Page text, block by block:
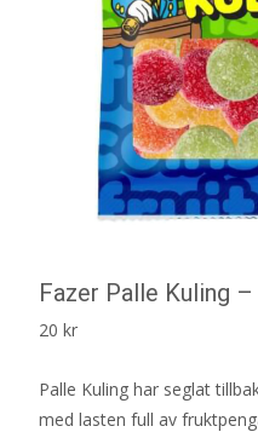
Fazer Palle Kuling –
20 kr
Palle Kuling har seglat
med lasten full av